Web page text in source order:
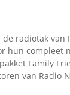
en hun
city
65
Pepper
pictures
Top
pictures
de radiotak van
hun compleet
Family
van Radio